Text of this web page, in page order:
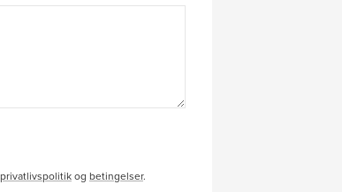
privatlivspolitik og betingelser.